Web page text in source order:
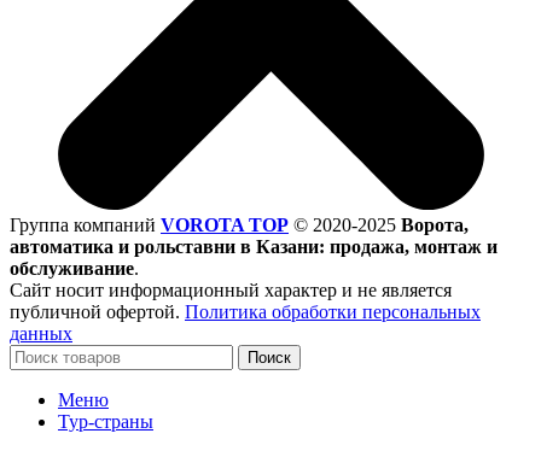
Группа компаний VOROTA TOP © 2020-2025 Ворота,
автоматика и рольставни в Казани: продажа, монтаж и
обслуживание.
Сайт носит информационный характер и не является
публичной офертой. Политика обработки персональных
данных
Поиск
Меню
Тур-страны